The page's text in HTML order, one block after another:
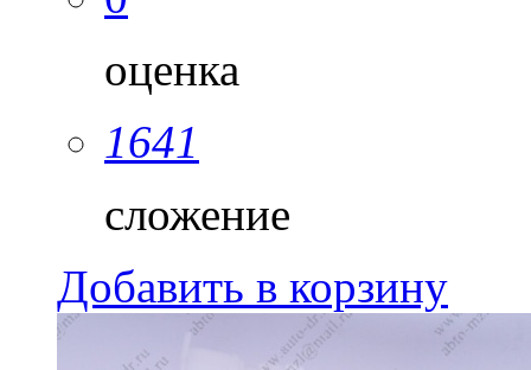
оценка
1641
сложение
Добавить в корзину